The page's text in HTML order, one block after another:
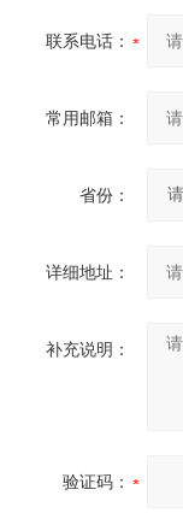
联系电话：
常用邮箱：
省份：
详细地址：
补充说明：
验证码：